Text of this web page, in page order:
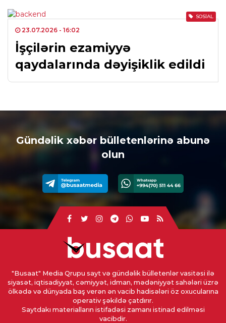
SOSIAL
23.07.2026 - 16:02
İşçilərin ezamiyyə
qaydalarında dəyişiklik edildi
Gündəlik xəbər bülletenlərinə abunə
olun
"Busaat" Media Qrupu sayt və gündəlik bülletenlər vasitəsi ilə
siyasət, iqtisadiyyat, cəmiyyət, idman, mədəniyyət sahələri üzrə
ölkədə və dünyada baş verən ən vacib hadisələri öz oxucularına
operativ şəkildə çatdırır.
Saytdakı materialların istifadəsi zamanı istinad edilməsi
vacibdir.